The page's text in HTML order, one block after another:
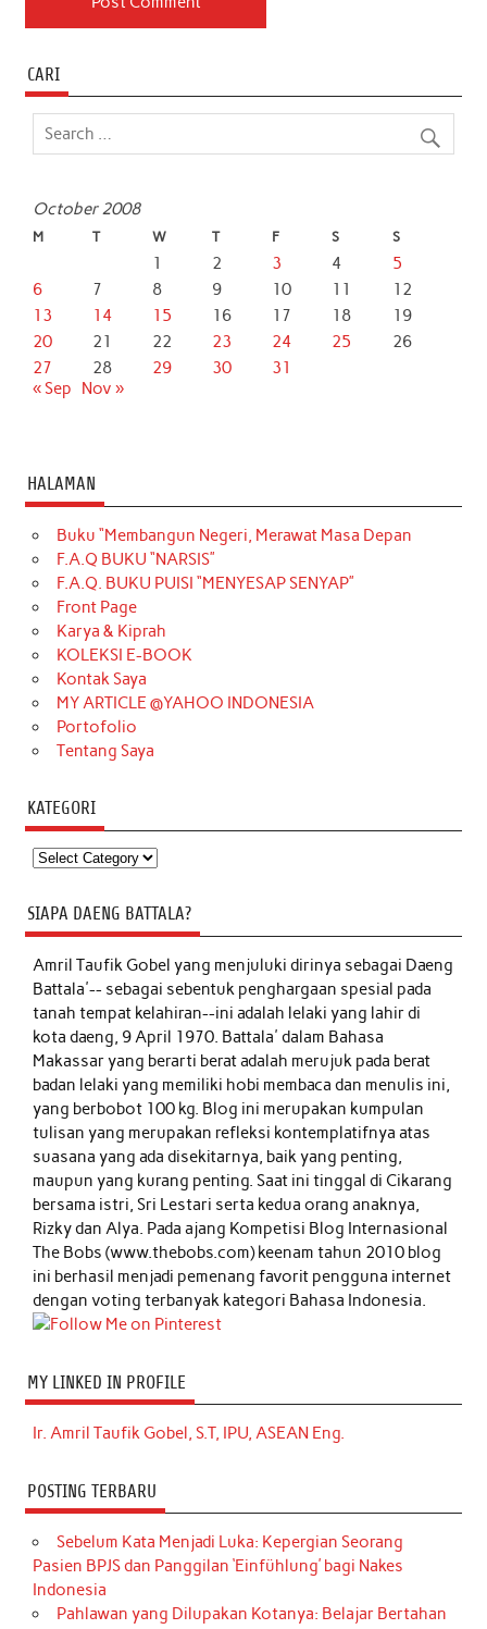
CARI
October 2008
M T W T F S S
1 2 3 4
5
6
7 8 9 10 11
12
13
14 15 16 17 18
19
20
21 22 23 24 25
26
27
28 29 30
31
« Sep
Nov »
HALAMAN
Buku “Membangun Negeri, Merawat Masa Depan
F.A.Q BUKU “NARSIS”
F.A.Q. BUKU PUISI “MENYESAP SENYAP”
Front Page
Karya & Kiprah
KOLEKSI E-BOOK
Kontak Saya
MY ARTICLE @YAHOO INDONESIA
Portofolio
Tentang Saya
KATEGORI
Kategori
SIAPA DAENG BATTALA?
Amril Taufik Gobelyang menjuluki dirinya sebagai Daeng
Battala'-- sebagai sebentuk penghargaan spesial pada
tanah tempat kelahiran--ini adalah lelaki yang lahir di
kota daeng, 9 April 1970. Battala' dalam Bahasa
Makassar yang berarti berat adalah merujuk pada berat
badan lelaki yang memiliki hobi membaca dan menulis ini,
yang berbobot 100 kg. Blog ini merupakan kumpulan
tulisan yang merupakan refleksi kontemplatifnya atas
suasana yang ada disekitarnya, baik yang penting,
maupun yang kurang penting. Saat ini tinggal di Cikarang
bersama istri, Sri Lestari serta kedua orang anaknya,
Rizky dan Alya. Pada ajang Kompetisi Blog Internasional
The Bobs (www.thebobs.com) keenam tahun 2010 blog
ini berhasil menjadi pemenang favorit pengguna internet
dengan voting terbanyak kategori Bahasa Indonesia.
MY LINKED IN PROFILE
Ir. Amril Taufik Gobel, S.T, IPU, ASEAN Eng.
POSTING TERBARU
Sebelum Kata Menjadi Luka: Kepergian Seorang
Pasien BPJS dan Panggilan ‘Einfühlung’ bagi Nakes
Indonesia
Pahlawan yang Dilupakan Kotanya: Belajar Bertahan